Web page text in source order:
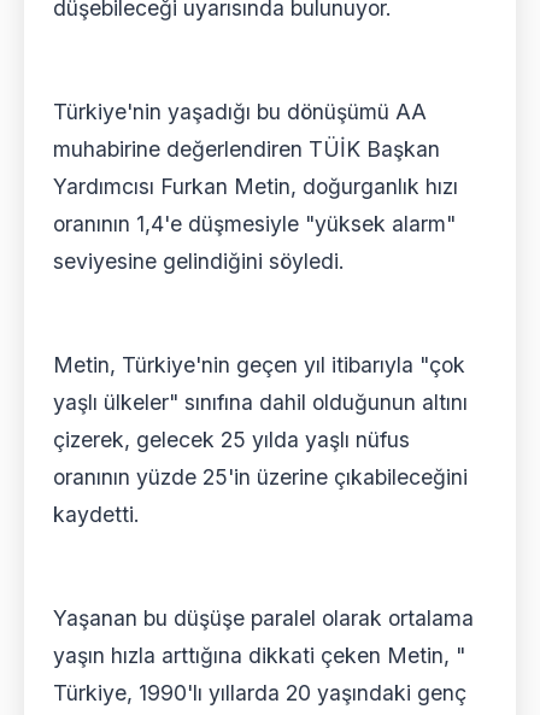
düşebileceği uyarısında bulunuyor.
Türkiye'nin yaşadığı bu dönüşümü AA
muhabirine değerlendiren TÜİK Başkan
Yardımcısı Furkan Metin, doğurganlık hızı
oranının 1,4'e düşmesiyle "yüksek alarm"
seviyesine gelindiğini söyledi.
Metin, Türkiye'nin geçen yıl itibarıyla "çok
yaşlı ülkeler" sınıfına dahil olduğunun altını
çizerek, gelecek 25 yılda yaşlı nüfus
oranının yüzde 25'in üzerine çıkabileceğini
kaydetti.
Yaşanan bu düşüşe paralel olarak ortalama
yaşın hızla arttığına dikkati çeken Metin, "
Türkiye, 1990'lı yıllarda 20 yaşındaki genç